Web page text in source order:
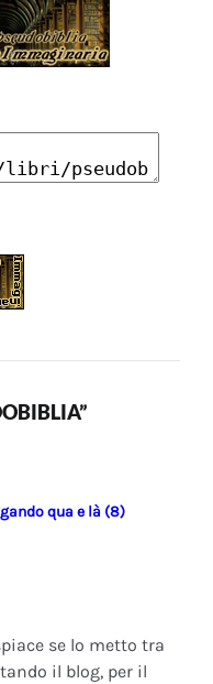
qua e là (8)
se lo metto tra
il blog, per il